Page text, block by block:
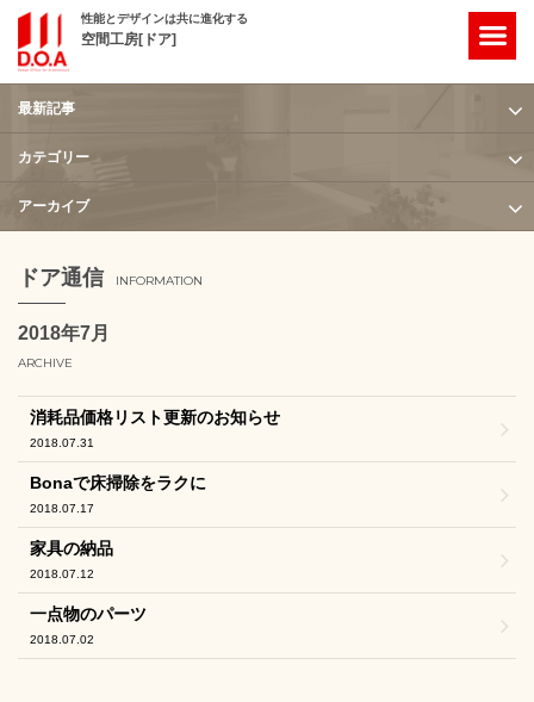
性能とデザインは共に進化する
空間工房[ドア]
ホーム
最新記事
カテゴリー
アーカイブ
ドア通信 INFORMATION
2018年7月
ARCHIVE
消耗品価格リスト更新のお知らせ
2018.07.31
Bonaで床掃除をラクに
2018.07.17
家具の納品
2018.07.12
一点物のパーツ
2018.07.02